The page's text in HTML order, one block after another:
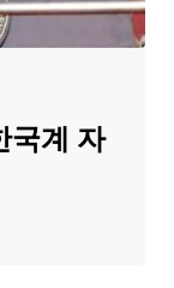
국계 자